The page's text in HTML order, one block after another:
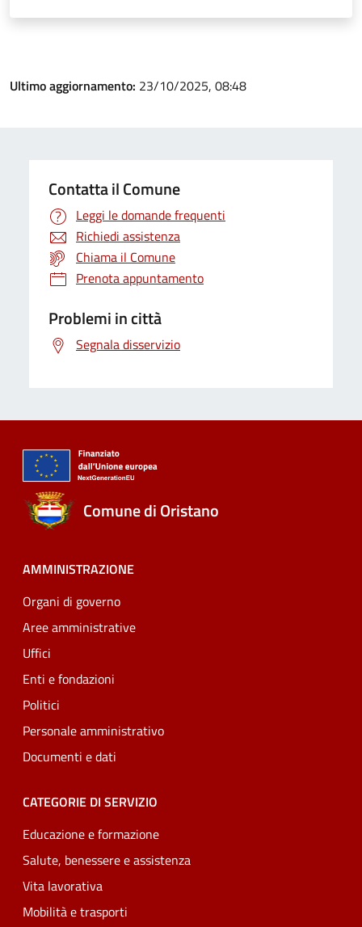
Ultimo aggiornamento: 23/10/2025, 08:48
Contatta il Comune
Leggi le domande frequenti
Richiedi assistenza
Chiama il Comune
Prenota appuntamento
Problemi in città
Segnala disservizio
Comune di Oristano
AMMINISTRAZIONE
Organi di governo
Aree amministrative
Uffici
Enti e fondazioni
Politici
Personale amministrativo
Documenti e dati
CATEGORIE DI SERVIZIO
Educazione e formazione
Salute, benessere e assistenza
Vita lavorativa
Mobilità e trasporti